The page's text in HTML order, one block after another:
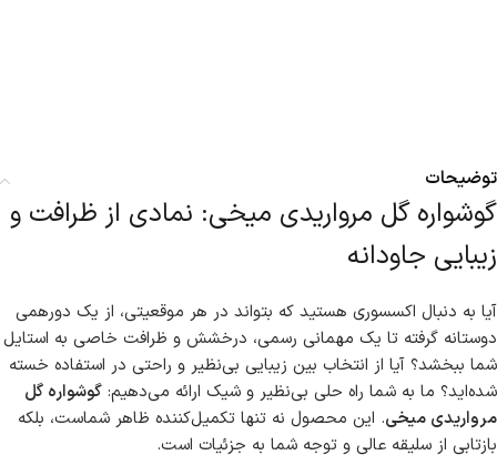
توضیحات
گوشواره گل مرواریدی میخی: نمادی از ظرافت و
زیبایی جاودانه
آیا به دنبال اکسسوری هستید که بتواند در هر موقعیتی، از یک دورهمی
دوستانه گرفته تا یک مهمانی رسمی، درخشش و ظرافت خاصی به استایل
شما ببخشد؟ آیا از انتخاب بین زیبایی بی‌نظیر و راحتی در استفاده خسته
شده‌اید؟ ما به شما راه حلی بی‌نظیر و شیک ارائه می‌دهیم: گوشواره گل
مرواریدی میخی. این محصول نه تنها تکمیل‌کننده ظاهر شماست، بلکه
بازتابی از سلیقه عالی و توجه شما به جزئیات است.